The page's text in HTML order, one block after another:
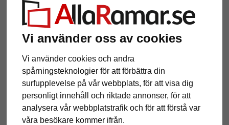
Vi använder oss av cookies
Vi använder cookies och andra
spårningsteknologier för att förbättra din
surfupplevelse på vår webbplats, för att visa dig
personligt innehåll och riktade annonser, för att
analysera vår webbplatstrafik och för att förstå var
våra besökare kommer ifrån.
Tillbaka